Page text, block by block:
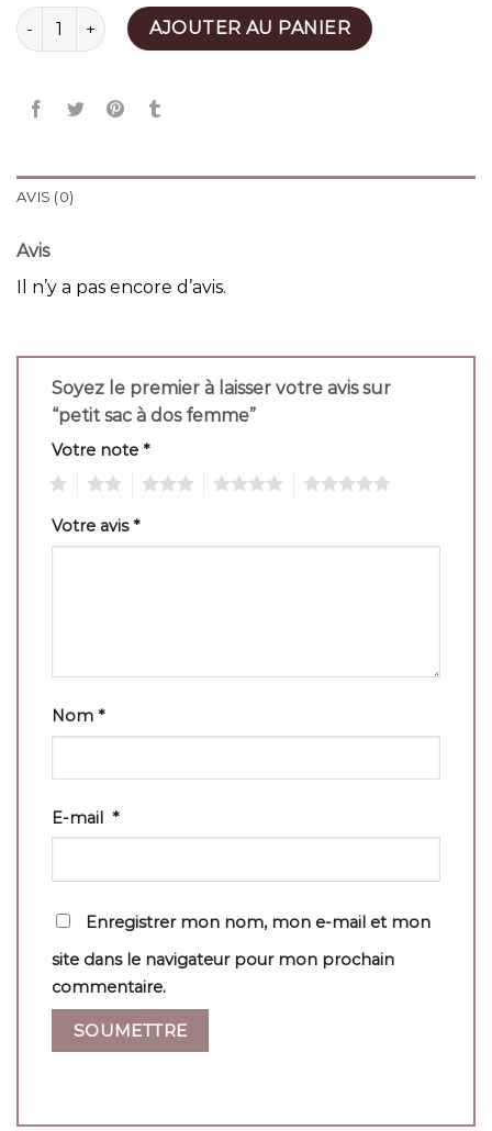
quantité de petit sac à dos femme
AJOUTER AU PANIER
AVIS (0)
Avis
Il n’y a pas encore d’avis.
Soyez le premier à laisser votre avis sur
“petit sac à dos femme”
Votre note *
Votre avis*
Nom *
E-mail *
Enregistrer mon nom, mon e-mail et mon
site dans le navigateur pour mon prochain
commentaire.